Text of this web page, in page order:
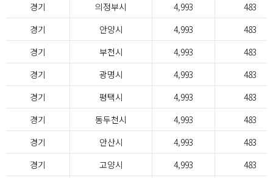
경기
의정부시 4,993
483
경기
안양시 4,993
483
경기
부천시 4,993
483
경기
광명시 4,993
483
경기
평택시 4,993
483
경기
동두천시 4,993
483
경기
안산시 4,993
483
경기
고양시 4,993
483